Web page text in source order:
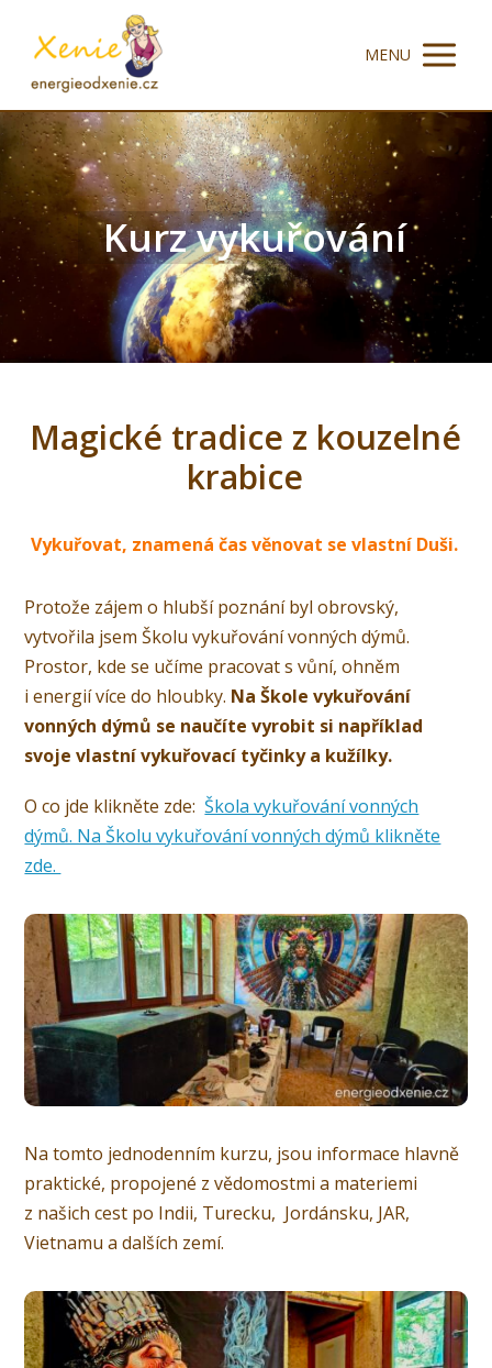
MENU
Kurz vykuřování
Magické tradice z kouzelné
krabice
Vykuřovat, znamená čas věnovat se vlastní Duši.
Protože zájem o hlubší poznání byl obrovský,
vytvořila jsem Školu vykuřování vonných dýmů.
Prostor, kde se učíme pracovat s vůní, ohněm
i energií více do hloubky. Na Škole vykuřování
vonných dýmů se naučíte vyrobit si například
svoje vlastní vykuřovací tyčinky a kužílky.
O co jde klikněte zde:Škola vykuřování vonných
dýmů. Na Školu vykuřování vonných dýmů klikněte
zde.
Na tomto jednodenním kurzu, jsou informace hlavně
praktické, propojené z vědomostmi a materiemi
z našich cest po Indii, Turecku, Jordánsku, JAR,
Vietnamu a dalších zemí.